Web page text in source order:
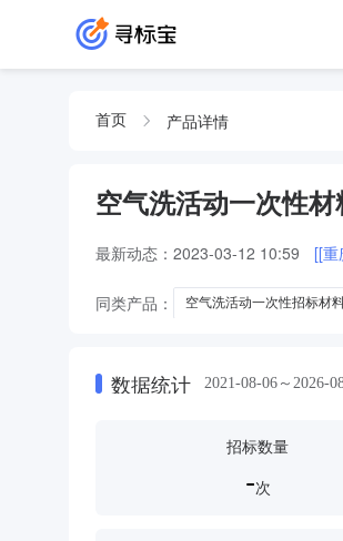
首页 产品详情
空气洗活动一次性材
最新动态： 2023-03-12 10:59 [[
同类产品： 空气洗活动一次性招标材
数据统计 2021-08-06～2026-
招标数量
-次